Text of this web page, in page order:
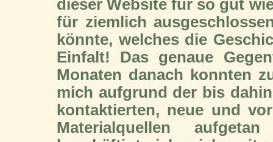
dieser Website für so gut
für ziemlich
könnte, welches die
Einfalt! Das genaue
Monaten danach konnten
mich aufgrund der bis
kontaktierten, neue und
Materialquellen